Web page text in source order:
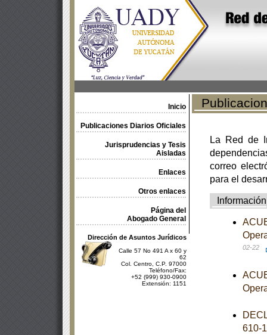
Inicio
Publicaciones Diarios Oficiales
Jurisprudencias y Tesis
Aisladas
Enlaces
Otros enlaces
Página del
Abogado General
Dirección de Asuntos Jurídicos
Calle 57 No 491 A x 60 y
62
Col. Centro, C.P. 97000
Teléfono/Fax:
+52 (999) 930-0900
Extensión: 1151
La Red de
correo
para el
Información
02-22
610-